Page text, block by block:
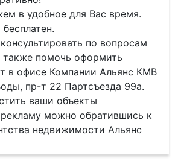
в удобное для Вас время.
по вопросам
помочь оформить
в офисе Компании Альянс КМВ
пр-т 22 Партсъезда 99а.
ваши объекты
можно обратившись к
недвижимости Альянс